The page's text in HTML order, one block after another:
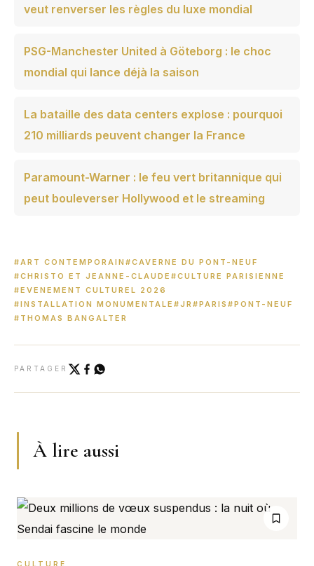
veut renverser les règles du luxe mondial
PSG-Manchester United à Göteborg : le choc
mondial qui lance déjà la saison
La bataille des data centers explose : pourquoi
210 milliards peuvent changer la France
Paramount-Warner : le feu vert britannique qui
peut bouleverser Hollywood et le streaming
#ART CONTEMPORAIN #CAVERNE DU PONT-NEUF
#CHRISTO ET JEANNE-CLAUDE #CULTURE PARISIENNE
#EVENEMENT CULTUREL 2026
#INSTALLATION MONUMENTALE #JR#PARIS #PONT-NEUF
#THOMAS BANGALTER
PARTAGER
À lire aussi
CULTURE